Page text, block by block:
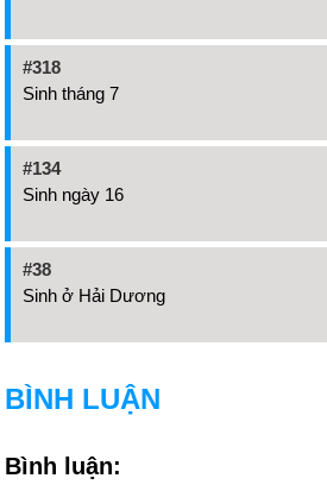
#318
Sinh tháng 7
#134
Sinh ngày 16
#38
Sinh ở Hải Dương
BÌNH LUẬN
Bình luận: